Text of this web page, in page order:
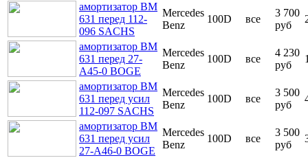
амортизатор ВМ
631 перед 112-
096 SACHS
Mercedes
Benz
100D все
3 700
руб
амортизатор ВМ
631 перед 27-
А45-0 BOGE
Mercedes
Benz
100D все
4 230
руб
амортизатор ВМ
631 перед усил
112-097 SACHS
Mercedes
Benz
100D все
3 500
руб
амортизатор ВМ
631 перед усил
27-А46-0 BOGE
Mercedes
Benz
100D все
3 500
руб